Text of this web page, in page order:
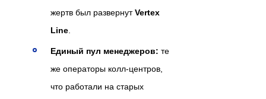
жертв был развернутVertex
Line
Единый пул менеджеров: те
же операторы колл-центров,
что работали на старых